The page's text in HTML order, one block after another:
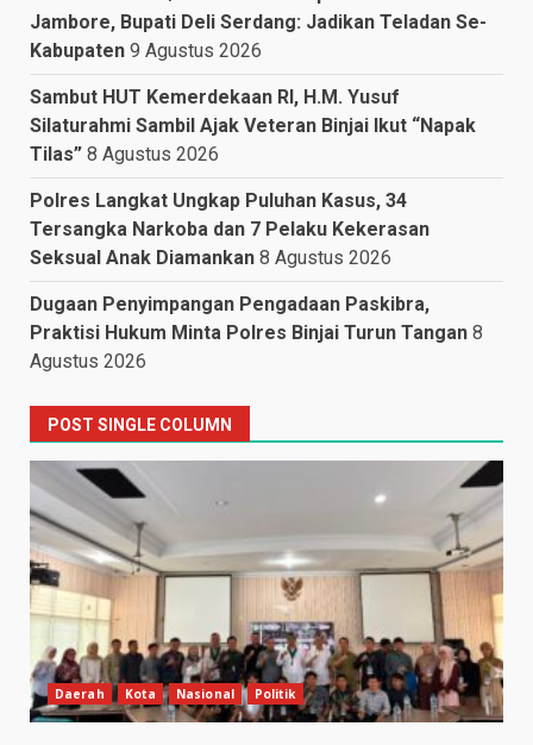
Jambore, Bupati Deli Serdang: Jadikan Teladan Se-
Kabupaten 9 Agustus 2026
Sambut HUT Kemerdekaan RI, H.M. Yusuf
Silaturahmi Sambil Ajak Veteran Binjai Ikut “Napak
Tilas” 8 Agustus 2026
Polres Langkat Ungkap Puluhan Kasus, 34
Tersangka Narkoba dan 7 Pelaku Kekerasan
Seksual Anak Diamankan 8 Agustus 2026
Dugaan Penyimpangan Pengadaan Paskibra,
Praktisi Hukum Minta Polres Binjai Turun Tangan 8
Agustus 2026
POST SINGLE COLUMN
Daerah Kota Nasional Politik